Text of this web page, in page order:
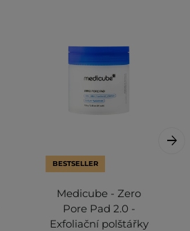
BESTSELLER
Medicube - Zero
Pore Pad 2.0 -
Exfoliační polštářky